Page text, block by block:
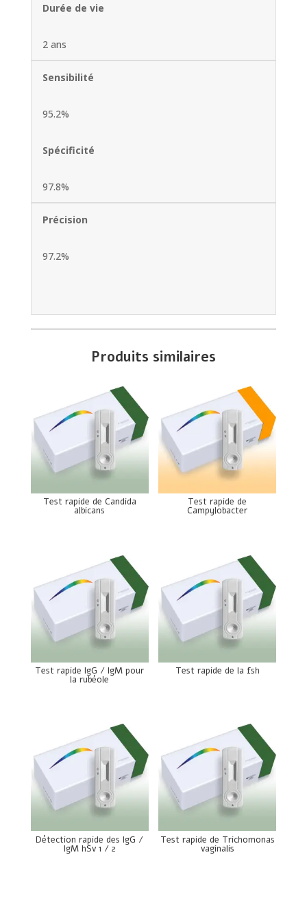
Durée de vie
2 ans
Sensibilité
95.2%
Spécificité
97.8%
Précision
97.2%
Produits similaires
Test rapide de Candida
albicans
Test rapide de
Campylobacter
Test rapide IgG / IgM pour
la rubéole
Test rapide de la fsh
Détection rapide des IgG /
IgM hSv 1 / 2
Test rapide de Trichomonas
vaginalis